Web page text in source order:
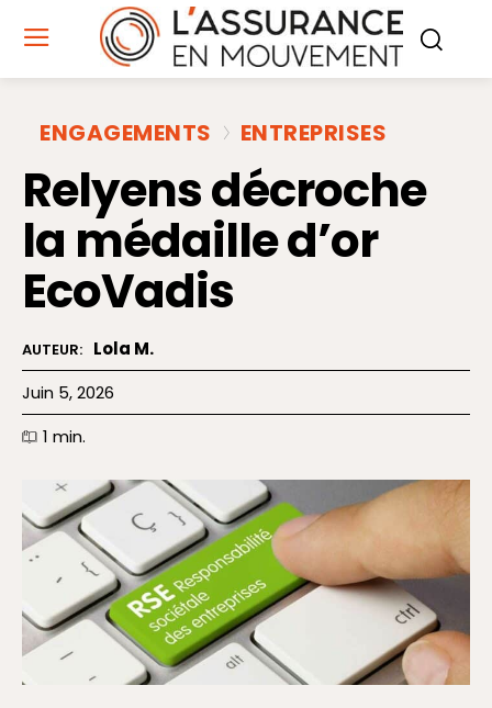
ENGAGEMENTS ENTREPRISES
Relyens décroche
la médaille d’or
EcoVadis
AUTEUR: Lola M.
Juin 5, 2026
1 min.